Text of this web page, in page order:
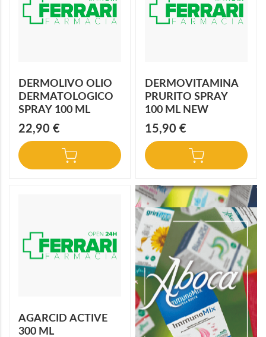
DERMOLIVO OLIO
DERMATOLOGICO
SPRAY 100 ML
22,90 €
DERMOVITAMINA
PRURITO SPRAY
100 ML NEW
15,90 €
AGARCID ACTIVE
300 ML